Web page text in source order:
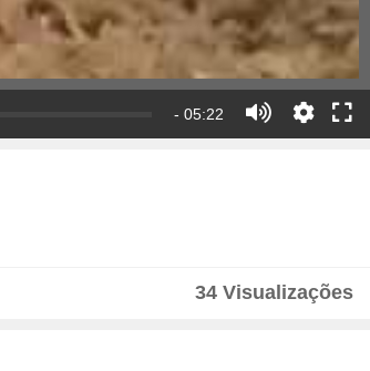
- 05:22
34 Visualizações